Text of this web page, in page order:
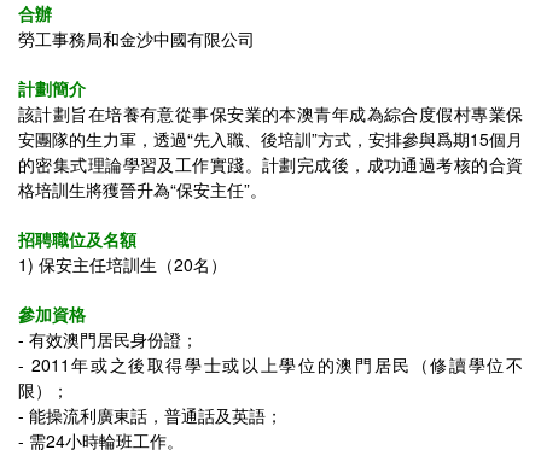
合辦
勞工事務局和金沙中國有限公司
計劃簡介
該計劃旨在培養有意從事保安業的本澳青年成為綜合度假村專業保
安團隊的生力軍，透過“先入職、後培訓”方式，安排參與爲期15個月
的密集式理論學習及工作實踐。計劃完成後，成功通過考核的合資
格培訓生將獲晉升為“保安主任”。
招聘職位及名額
1) 保安主任培訓生（20名 ）
參加資格
- 有效澳門居民身份證；
- 2011年或之後取得學士或以上學位的澳門居民（修讀學位不
限）
；
- 能操流利廣東話，普通話及英語 ；
- 需24小時輪班工作。